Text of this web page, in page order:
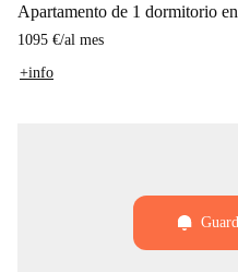
Apartamento de 1 dormitorio
1095 €/al mes
+info